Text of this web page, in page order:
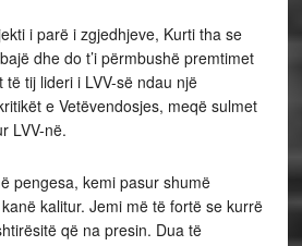
i parë i zgjedhjeve, Kurti tha se
dhe do t’i përmbushë premtimet
tij lideri i LVV-së ndau një
e Vetëvendosjes, meqë sulmet
LVV-në.
pengesa, kemi pasur shumë
kalitur. Jemi më të fortë se kurrë
që na presin. Dua të